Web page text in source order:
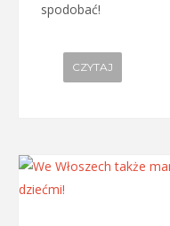
spodobać!
CZYTAJ